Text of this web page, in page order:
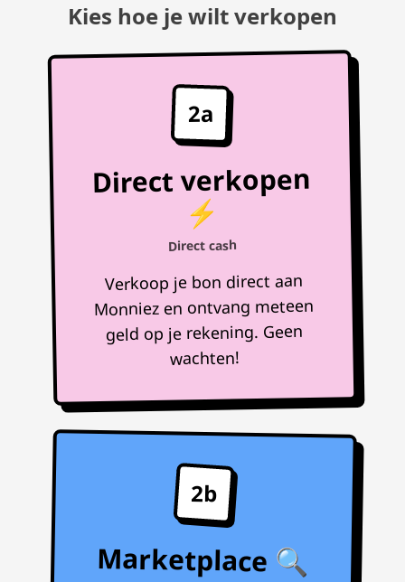
Kies hoe je wilt verkopen
2a
Direct verkopen
⚡
Direct cash
Verkoop je bon direct aan
Monniez en ontvang meteen
geld op je rekening. Geen
wachten!
2b
Marketplace 🔍